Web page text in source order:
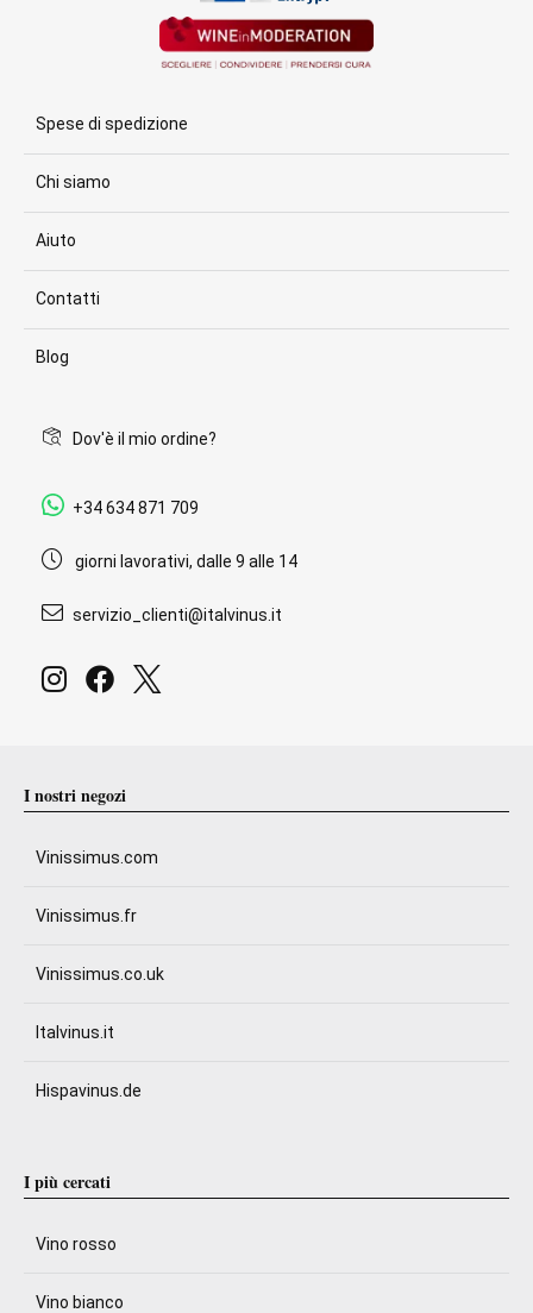
Spese di spedizione
Chi siamo
Aiuto
Contatti
Blog
Dov'è il mio ordine?
+34 634 871 709
giorni lavorativi, dalle 9 alle 14
servizio_clienti@italvinus.it
I nostri negozi
Vinissimus.com
Vinissimus.fr
Vinissimus.co.uk
Italvinus.it
Hispavinus.de
I più cercati
Vino rosso
Vino bianco